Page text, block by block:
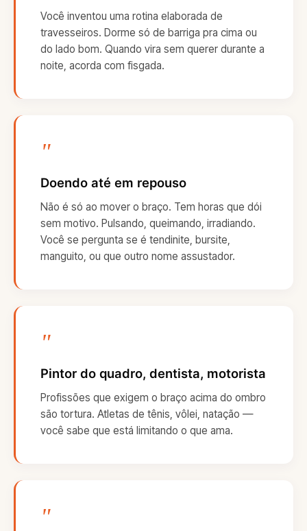
Você inventou uma rotina elaborada de
travesseiros. Dorme só de barriga pra cima ou
do lado bom. Quando vira sem querer durante a
noite, acorda com fisgada.
"
Doendo até em repouso
Não é só ao mover o braço. Tem horas que dói
sem motivo. Pulsando, queimando, irradiando.
Você se pergunta se é tendinite, bursite,
manguito, ou que outro nome assustador.
"
Pintor do quadro, dentista, motorista
Profissões que exigem o braço acima do ombro
são tortura. Atletas de tênis, vôlei, natação —
você sabe que está limitando o que ama.
"